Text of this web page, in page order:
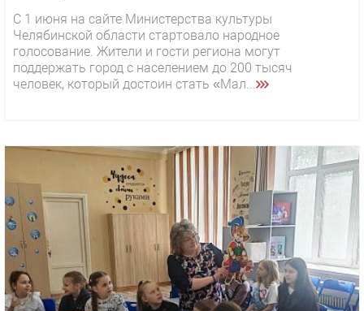
С 1 июня на сайте Министерства культуры
Челябинской области стартовало народное
голосование. Жители и гости региона могут
поддержать город с населением до 200 тысяч
человек, который достоин стать «Мал...